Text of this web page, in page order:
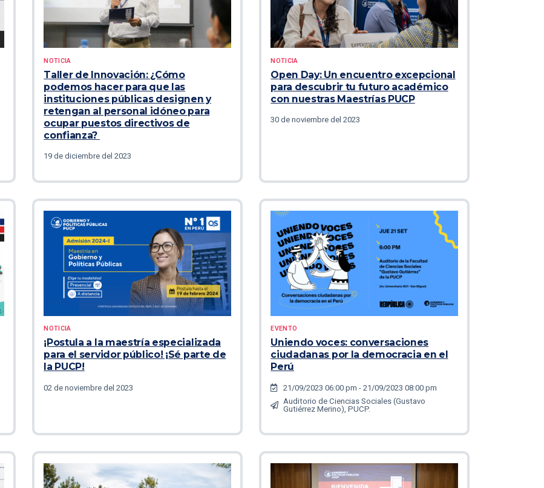
NOTICIA
Taller de Innovación: ¿Cómo
podemos hacer para que las
instituciones públicas designen y
retengan al personal idóneo para
ocupar puestos directivos de
confianza?
19 de diciembre del 2023
NOTICIA
Open Day: Un encuentro excepcional
para descubrir tu futuro académico
con nuestras Maestrías PUCP
30 de noviembre del 2023
NOTICIA
¡Postula a la maestría especializada
para el servidor público! ¡Sé parte de
la PUCP!
02 de noviembre del 2023
EVENTO
Uniendo voces: conversaciones
ciudadanas por la democracia en el
Perú
21/09/2023 06:00 pm - 21/09/2023 08:00 pm
Auditorio de Ciencias Sociales (Gustavo
Gutiérrez Merino), PUCP.